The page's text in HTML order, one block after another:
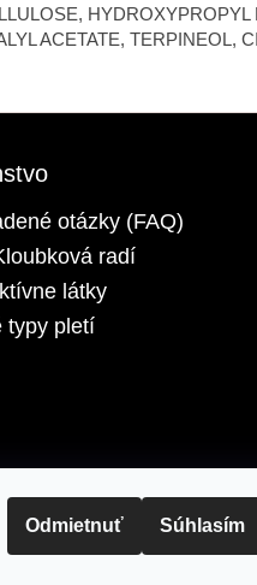
Odmietnuť Súhlasím
ACETATE, TERPINEOL,
otázky (FAQ)
radí
látky
typy pletí